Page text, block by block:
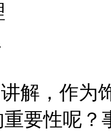
解，作为
重要性呢